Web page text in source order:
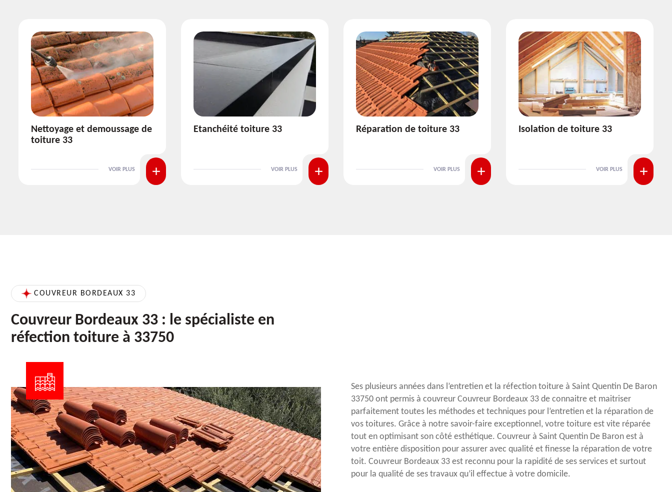
Etanchéité toiture 33
VOIR PLUS
Réparation de toiture 33
VOIR PLUS
Isolation de toiture 33
VOIR PLUS
Pose et nettoyage de
VOIR PLUS
COUVREUR BORDEAUX 33
Couvreur Bordeaux 33 : le spécialiste en
réfection toiture à 33750
Ses plusieurs années dans l’entretien et la réfection toiture à Saint Quentin De Baron
33750 ont permis à couvreur Couvreur Bordeaux 33 de connaitre et maitriser
parfaitement toutes les méthodes et techniques pour l’entretien et la réparation de
vos toitures. Grâce à notre savoir-faire exceptionnel, votre toiture est vite réparée
tout en optimisant son côté esthétique. Couvreur à Saint Quentin De Baron est à
votre entière disposition pour assurer avec qualité et finesse la réparation de votre
toit. Couvreur Bordeaux 33 est reconnu pour la rapidité de ses services et surtout
pour la qualité de ses travaux qu’il effectue à votre domicile.